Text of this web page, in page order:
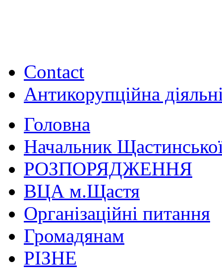
Contact
Антикорупційна
Головна
Начальник
РОЗПОРЯДЖЕННЯ
ВЦА м.Щастя
Організаційні питання
Громадянам
РІЗНЕ